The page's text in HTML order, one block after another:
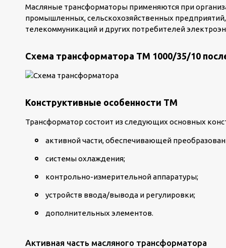
Масляные трансформаторы применяются при
промышленных, сельскохозяйственных
телекоммуникаций и других потребителей
Схема трансформатора ТМ 1000/35/10
Конструктивные особенности ТМ
Трансформатор состоит из следующих основных
активной части, обеспечивающей
системы охлаждения;
контрольно-измерительной аппаратуры;
устройств ввода/вывода и регулировки;
дополнительных элементов.
Активная часть масляного трансформатора